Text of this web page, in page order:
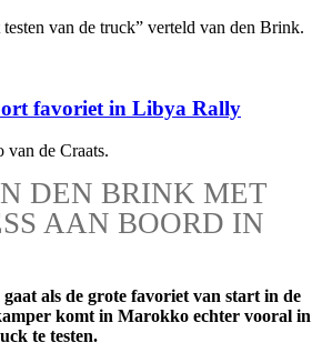
van de truck” verteld van den Brink.
favoriet in Libya Rally
van de Craats.
DEN BRINK MET
AAN BOORD IN
als de grote favoriet van start in de
komt in Marokko echter vooral in
te testen.